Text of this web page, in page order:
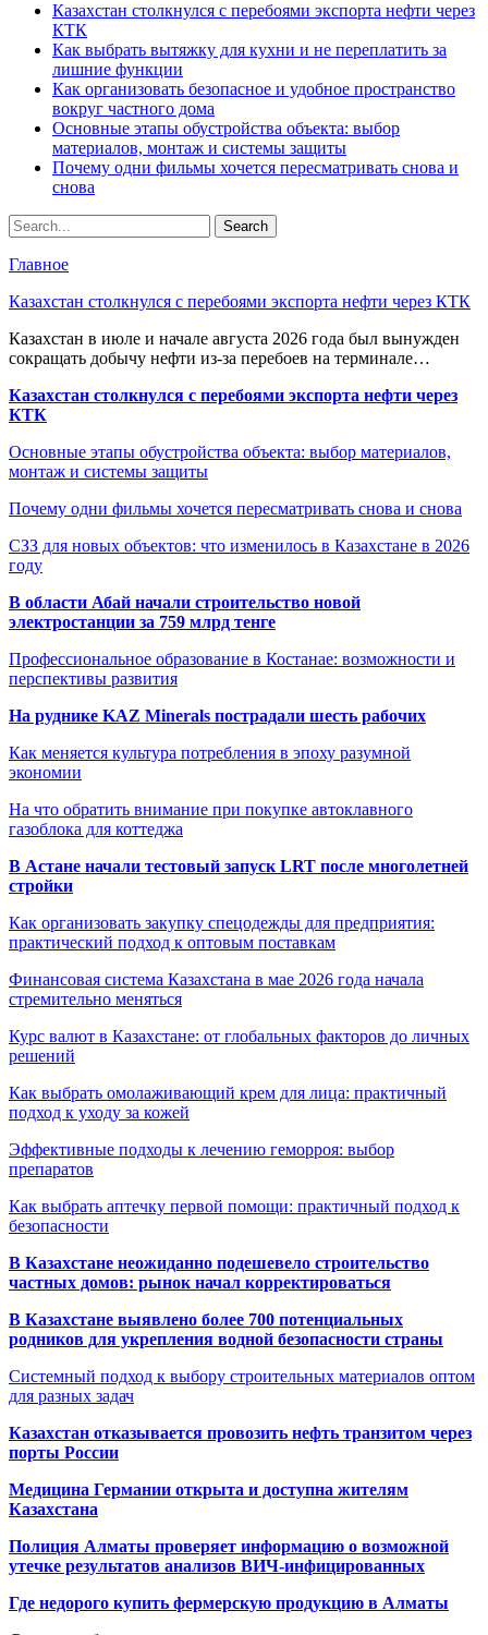
Казахстан столкнулся с перебоями экспорта нефти через
КТК
Как выбрать вытяжку для кухни и не переплатить за
лишние функции
Как организовать безопасное и удобное пространство
вокруг частного дома
Основные этапы обустройства объекта: выбор
материалов, монтаж и системы защиты
Почему одни фильмы хочется пересматривать снова и
снова
Главное
Казахстан столкнулся с перебоями экспорта нефти через КТК
Казахстан в июле и начале августа 2026 года был вынужден
сокращать добычу нефти из-за перебоев на терминале…
Казахстан столкнулся с перебоями экспорта нефти через
КТК
Основные этапы обустройства объекта: выбор материалов,
монтаж и системы защиты
Почему одни фильмы хочется пересматривать снова и снова
СЗЗ для новых объектов: что изменилось в Казахстане в 2026
году
В области Абай начали строительство новой
электростанции за 759 млрд тенге
Профессиональное образование в Костанае: возможности и
перспективы развития
На руднике KAZ Minerals пострадали шесть рабочих
Как меняется культура потребления в эпоху разумной
экономии
На что обратить внимание при покупке автоклавного
газоблока для коттеджа
В Астане начали тестовый запуск LRT после многолетней
стройки
Как организовать закупку спецодежды для предприятия:
практический подход к оптовым поставкам
Финансовая система Казахстана в мае 2026 года начала
стремительно меняться
Курс валют в Казахстане: от глобальных факторов до личных
решений
Как выбрать омолаживающий крем для лица: практичный
подход к уходу за кожей
Эффективные подходы к лечению геморроя: выбор
препаратов
Как выбрать аптечку первой помощи: практичный подход к
безопасности
В Казахстане неожиданно подешевело строительство
частных домов: рынок начал корректироваться
В Казахстане выявлено более 700 потенциальных
родников для укрепления водной безопасности страны
Системный подход к выбору строительных материалов оптом
для разных задач
Казахстан отказывается провозить нефть транзитом через
порты России
Медицина Германии открыта и доступна жителям
Казахстана
Полиция Алматы проверяет информацию о возможной
утечке результатов анализов ВИЧ-инфицированных
Где недорого купить фермерскую продукцию в Алматы